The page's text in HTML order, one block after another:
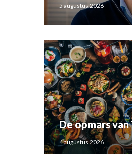
5 augustus 2026
De opmars van
4 augustus 2026